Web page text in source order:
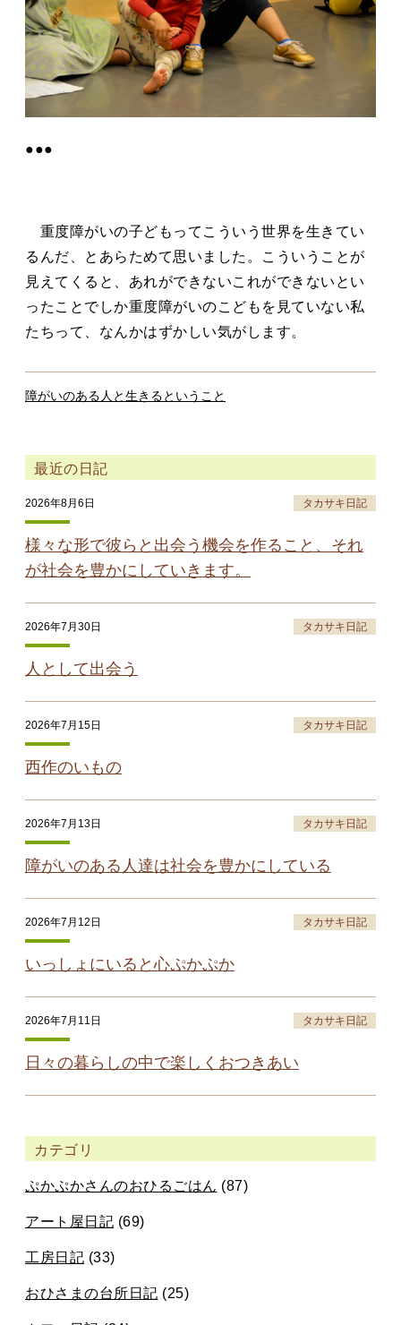
●●●
重度障がいの子どもってこういう世界を生きてい
るんだ、とあらためて思いました。こういうことが
見えてくると、あれができないこれができないとい
ったことでしか重度障がいのこどもを見ていない私
たちって、なんかはずかしい気がします。
障がいのある人と生きるということ
最近の日記
2026年8月6日 タカサキ日記
様々な形で彼らと出会う機会を作ること、それ
が社会を豊かにしていきます。
2026年7月30日 タカサキ日記
人として出会う
2026年7月15日 タカサキ日記
西作のいもの
2026年7月13日 タカサキ日記
障がいのある人達は社会を豊かにしている
2026年7月12日 タカサキ日記
いっしょにいると心ぷかぷか
2026年7月11日 タカサキ日記
日々の暮らしの中で楽しくおつきあい
カテゴリ
ぷかぷかさんのおひるごはん (87)
アート屋日記 (69)
工房日記 (33)
おひさまの台所日記 (25)